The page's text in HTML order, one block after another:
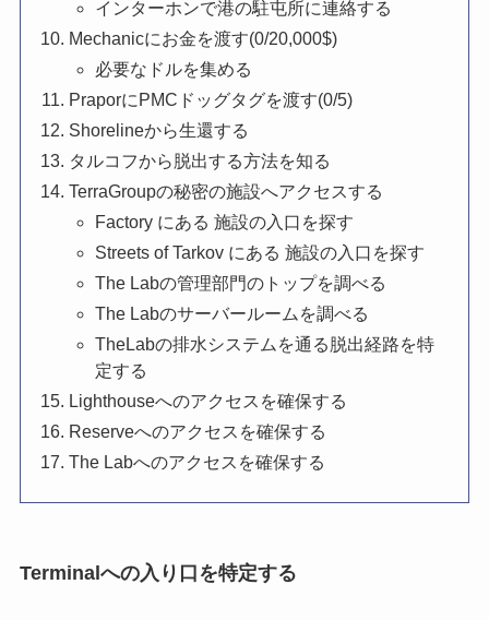
インターホンで港の駐屯所に連絡する
Mechanicにお金を渡す(0/20,000$)
必要なドルを集める
PraporにPMCドッグタグを渡す(0/5)
Shorelineから生還する
タルコフから脱出する方法を知る
TerraGroupの秘密の施設へアクセスする
Factory にある 施設の入口を探す
Streets of Tarkov にある 施設の入口を探す
The Labの管理部門のトップを調べる
The Labのサーバールームを調べる
TheLabの排水システムを通る脱出経路を特
定する
Lighthouseへのアクセスを確保する
Reserveへのアクセスを確保する
The Labへのアクセスを確保する
Terminalへの入り口を特定する